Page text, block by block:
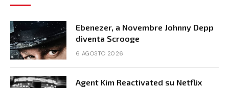
Ebenezer, a Novembre Johnny Depp
diventa Scrooge
6 AGOSTO 2026
Agent Kim Reactivated su Netflix